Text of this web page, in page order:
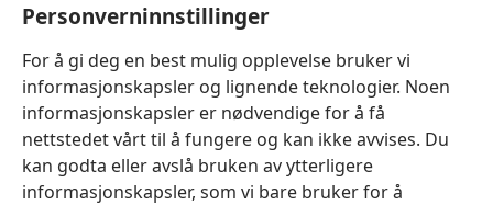
Personverninnstillinger
For å gi deg en best mulig opplevelse bruker vi
informasjonskapsler og lignende teknologier. Noen
informasjonskapsler er nødvendige for å få
nettstedet vårt til å fungere og kan ikke avvises. Du
kan godta eller avslå bruken av ytterligere
informasjonskapsler, som vi bare bruker for å
Bidrag
(åpner
nytt
vindu)Watchtower ONLINE LIBRARY™
(åpner
nytt
vindu) JW Hub ®
(åpner
nytt
vindu)JW Library ®